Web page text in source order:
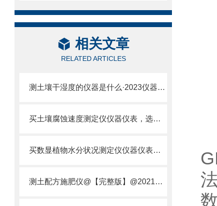
相关文章
RELATED ARTICLES
测土壤干湿度的仪器是什么·2023仪器仪表·云唐土壤干湿度检测仪器设备
买土壤腐蚀速度测定仪仪器仪表，选【云唐新款】土壤腐蚀速度测定仪
买数显植物水分状况测定仪仪器仪表，就来山东云唐精品货源
测土配方施肥仪@【完整版】@2021专业测土配方施肥仪器仪表